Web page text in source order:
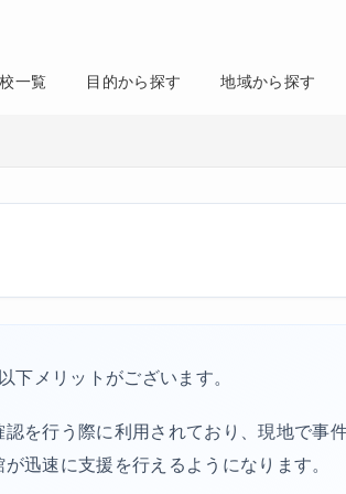
一覧 目的から探す 地域から探す
下メリットがございます。
を行う際に利用されており、現地で事
迅速に支援を行えるようになります。